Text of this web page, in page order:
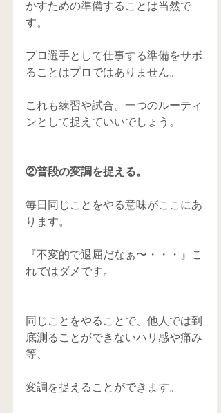
かすための準備することは当然で
す。
プロ選手として仕事する準備をサボ
ることはプロではありません。
これも練習や試合。一つのルーティ
ンとして捉えていいでしょう。
②普段の変調を捉える。
毎日同じことをやる意味がここにあ
ります。
『不変的で退屈だなぁ〜・・・』こ
れではダメです。
同じことをやることで、他人では到
底測ることができないハリ感や痛み
等、
変調を捉えることができます。